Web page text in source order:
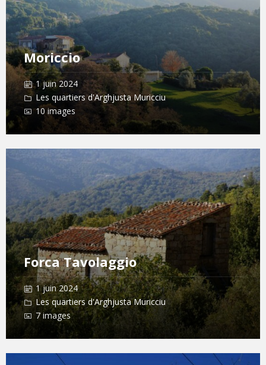
Moriccio
1 juin 2024
Les quartiers d'Arghjusta Muricciu
10 images
Forca Tavolaggio
1 juin 2024
Les quartiers d'Arghjusta Muricciu
7 images
Gallery